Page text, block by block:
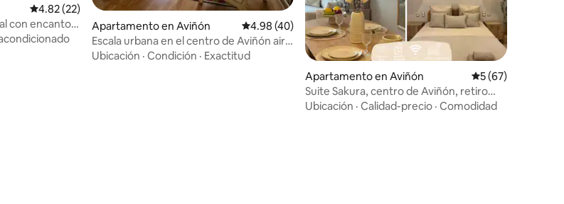
Calificación promedio: 4.82 de 5, 22 reseñas
4.82 (22)
con encanto
Apartamento en Aviñón Calificación promedio: 4.98 de 5, 40 reseñas
4.98 (40)
Escala urbana en el centro de Aviñón aire
acondicionado
Ubicación · Condición · Exactitud
Apartamento en Aviñón Calificación
5 (67)
Suite Sakura, centro de Aviñón, retiro
Japandi
Ubicación · Calidad-precio · Comodidad